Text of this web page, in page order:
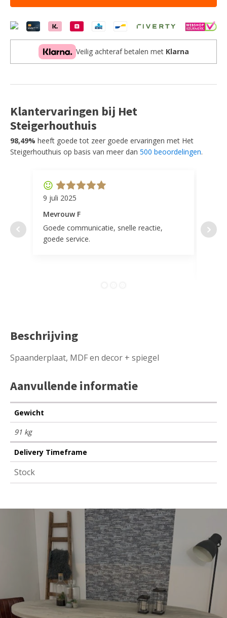
spiegel
(2c)
aantal
Veilig achteraf betalen met Klarna
Klantervaringen bij Het
Steigerhouthuis
98,49% heeft goede tot zeer goede ervaringen met Het
Steigerhouthuis op basis van meer dan 500 beoordelingen.
9 juli 2025
Mevrouw F
Goede communicatie, snelle reactie,
goede service.
door
Beschrijving
Spaanderplaat, MDF en decor + spiegel
Aanvullende informatie
Gewicht
91 kg
Delivery Timeframe
Stock